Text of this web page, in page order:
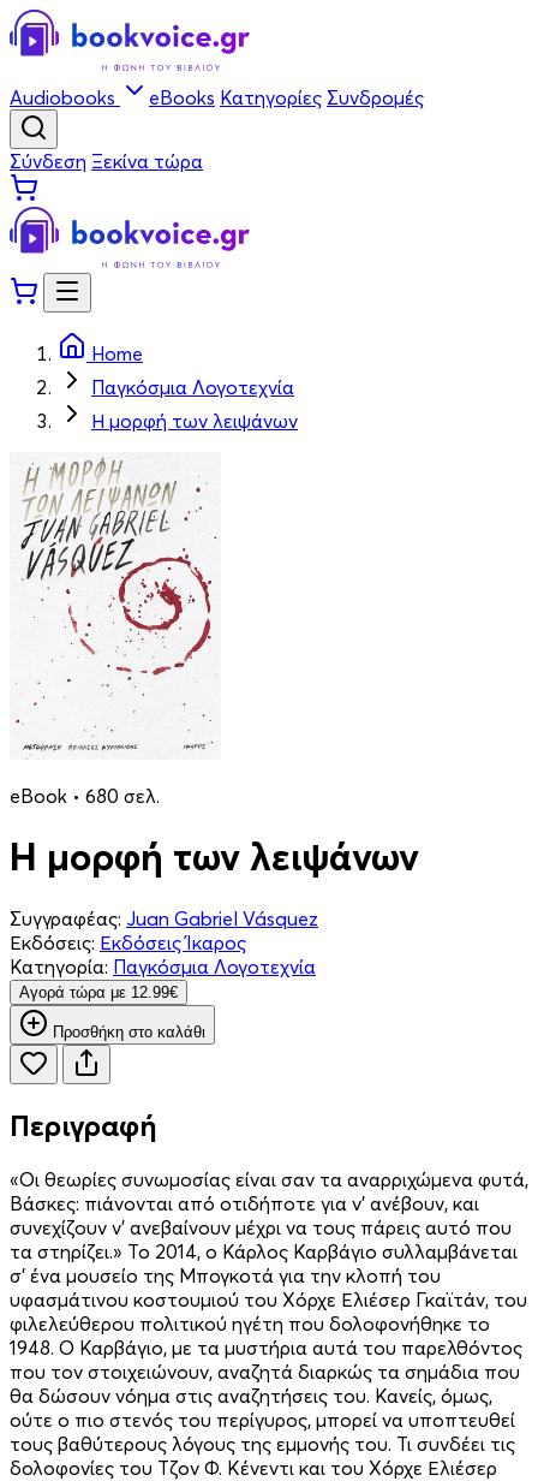
Audiobooks eBooks Κατηγορίες Συνδρομές
Σύνδεση Ξεκίνα τώρα
Home
Παγκόσμια Λογοτεχνία
Η μορφή των λειψάνων
eBook • 680 σελ.
Η μορφή των λειψάνων
Συγγραφέας: Juan Gabriel Vásquez
Εκδόσεις: Εκδόσεις Ίκαρος
Κατηγορία: Παγκόσμια Λογοτεχνία
Aγορά τώρα με 12.99€
Προσθήκη στο καλάθι
Περιγραφή
«Οι θεωρίες συνωμοσίας είναι σαν τα αναρριχώμενα φυτά,
Βάσκες: πιάνονται από οτιδήποτε για ν’ ανέβουν, και
συνεχίζουν ν’ ανεβαίνουν μέχρι να τους πάρεις αυτό που
τα στηρίζει.» Το 2014, ο Κάρλος Καρβάγιο συλλαμβάνεται
σ’ ένα μουσείο της Μπογκοτά για την κλοπή του
υφασμάτινου κοστουμιού του Χόρχε Ελιέσερ Γκαϊτάν, του
φιλελεύθερου πολιτικού ηγέτη που δολοφονήθηκε το
1948. Ο Καρβάγιο, με τα μυστήρια αυτά του παρελθόντος
που τον στοιχειώνουν, αναζητά διαρκώς τα σημάδια που
θα δώσουν νόημα στις αναζητήσεις του. Κανείς, όμως,
ούτε ο πιο στενός του περίγυρος, μπορεί να υποπτευθεί
τους βαθύτερους λόγους της εμμονής του. Τι συνδέει τις
δολοφονίες του Τζον Φ. Κένεντι και του Χόρχε Ελιέσερ